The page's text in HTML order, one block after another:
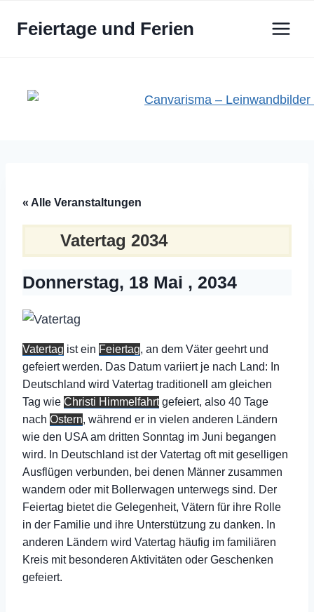
InhaltFeiertage und Ferien
« Alle Veranstaltungen
Vatertag 2034
Donnerstag, 18 Mai , 2034
Vatertag ist ein Feiertag, an dem Väter geehrt und
gefeiert werden. Das Datum variiert je nach Land: In
Deutschland wird Vatertag traditionell am gleichen
Tag wie Christi Himmelfahrt gefeiert, also 40 Tage
nach Ostern, während er in vielen anderen Ländern
wie den USA am dritten Sonntag im Juni begangen
wird. In Deutschland ist der Vatertag oft mit geselligen
Ausflügen verbunden, bei denen Männer zusammen
wandern oder mit Bollerwagen unterwegs sind. Der
Feiertag bietet die Gelegenheit, Vätern für ihre Rolle
in der Familie und ihre Unterstützung zu danken. In
anderen Ländern wird Vatertag häufig im familiären
Kreis mit besonderen Aktivitäten oder Geschenken
gefeiert.